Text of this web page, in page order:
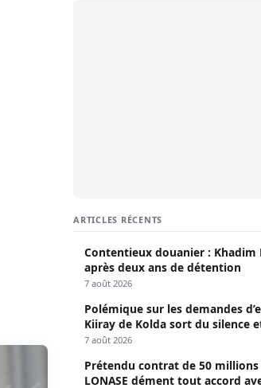
ARTICLES RÉCENTS
Contentieux douanier : Khadim
après deux ans de détention
7 août 2026
Polémique sur les demandes
Kiiray de Kolda sort du silence
Mamadou Lamine Dianté
7 août 2026
Prétendu contrat de 50 millions
LONASE dément tout accord